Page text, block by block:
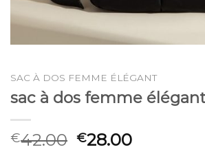
SAC À DOS FEMME ÉLÉGANT
sac à dos femme élégant
€42.00 €28.00